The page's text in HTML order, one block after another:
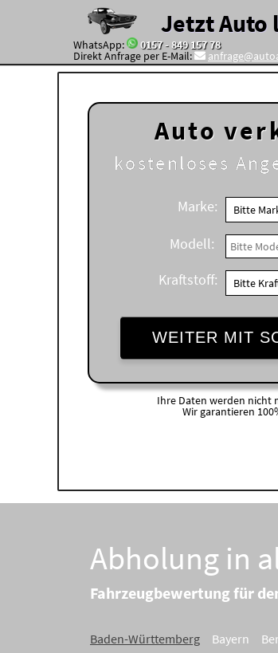
Jetzt Auto
WhatsApp: 0157 - 849 157 78
Direkt Anfrage per E-Mail:
Auto
kostenloses
Marke:
Modell:
Kraftstoff:
WEITER MIT
Ihre Daten werden nicht
Wir garantieren
Abholung in
Fahrzeugbewertung für
Baden-Württemberg Bayern